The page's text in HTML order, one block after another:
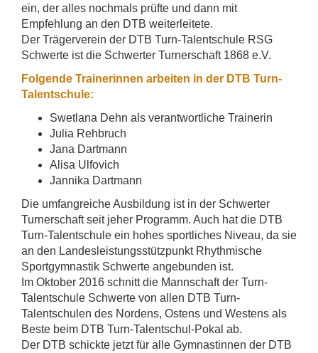
ein, der alles nochmals prüfte und dann mit
Empfehlung an den DTB weiterleitete.
Der Trägerverein der DTB Turn-Talentschule RSG
Schwerte ist die Schwerter Turnerschaft 1868 e.V.
Folgende Trainerinnen arbeiten in der DTB Turn-
Talentschule:
Swetlana Dehn als verantwortliche Trainerin
Julia Rehbruch
Jana Dartmann
Alisa Ulfovich
Jannika Dartmann
Die umfangreiche Ausbildung ist in der Schwerter
Turnerschaft seit jeher Programm. Auch hat die DTB
Turn-Talentschule ein hohes sportliches Niveau, da sie
an den Landesleistungsstützpunkt Rhythmische
Sportgymnastik Schwerte angebunden ist.
Im Oktober 2016 schnitt die Mannschaft der Turn-
Talentschule Schwerte von allen DTB Turn-
Talentschulen des Nordens, Ostens und Westens als
Beste beim DTB Turn-Talentschul-Pokal ab.
Der DTB schickte jetzt für alle Gymnastinnen der DTB